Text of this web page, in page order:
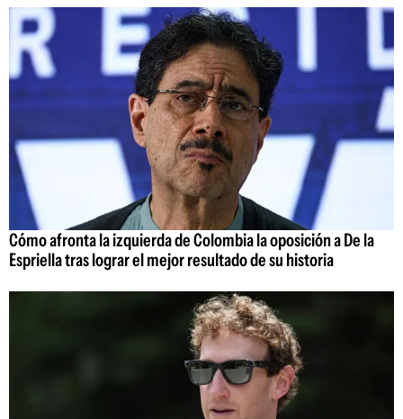
Cómo afronta la izquierda de Colombia la oposición a De la
Espriella tras lograr el mejor resultado de su historia